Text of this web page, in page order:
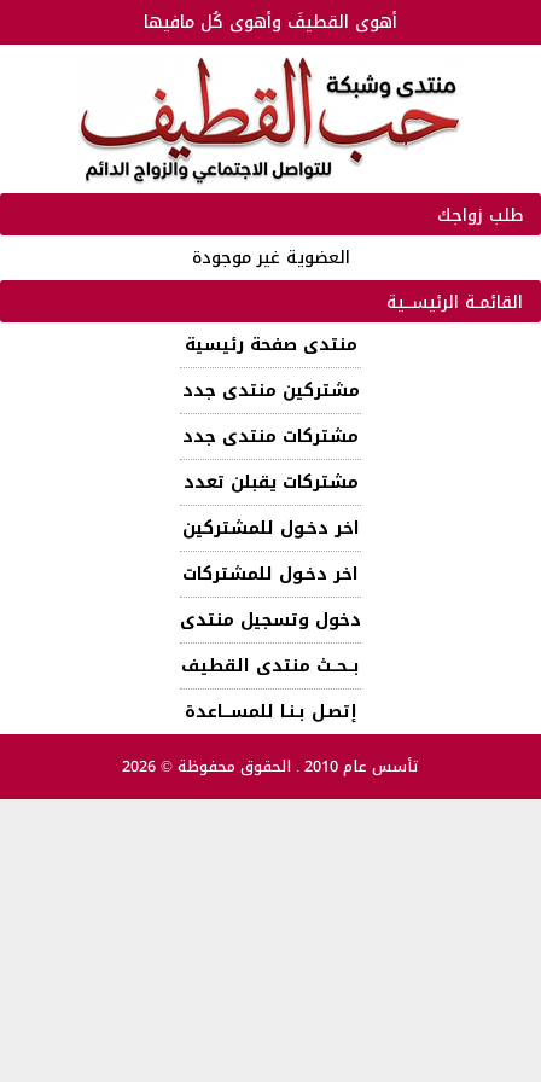
أهوى القطيفَ وأهوى كُل مافيها
طلب زواجك
العضوية غير موجودة
القائمـة الرئيســية
منتدى صفحة رئيسية
مشتركين منتدى جدد
مشتركات منتدى جدد
مشتركات يقبلن تعدد
اخر دخـول للمشتركين
اخر دخـول للمشتركات
دخول وتسجيل منتدى
بــحــث منتدى القطيف
إتصـل بـنـا للمســـاعدة
تأسس عام 2010 . الحقوق محفوظة © 2026